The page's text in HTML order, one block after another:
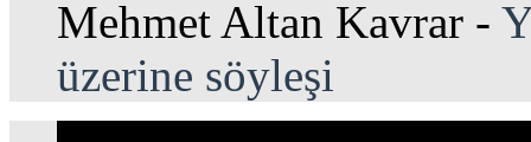
Mehmet Altan Kavrar -
üzerine söyleşi